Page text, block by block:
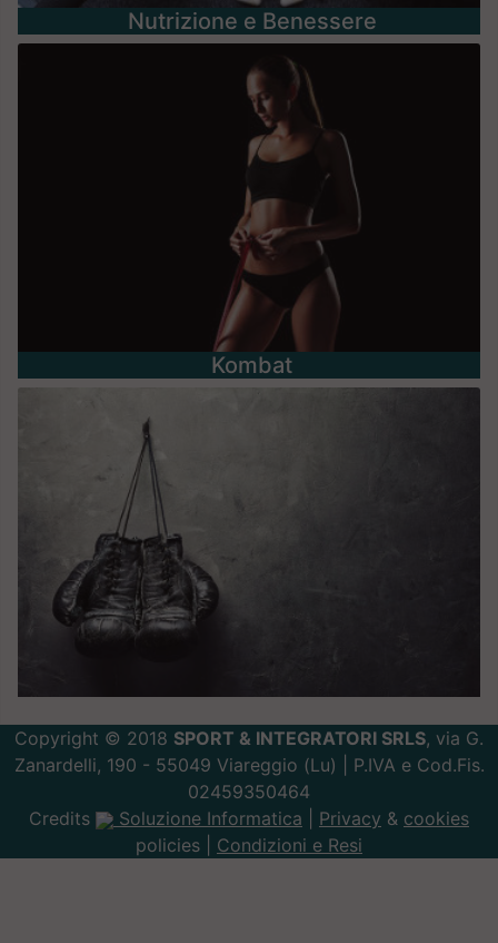
Nutrizione e Benessere
Kombat
Copyright © 2018 SPORT & INTEGRATORI SRLS, via G.
Zanardelli, 190 - 55049 Viareggio (Lu) | P.IVA e Cod.Fis.
02459350464
Credits
Soluzione Informatica Privacy & cookies
policies | Condizioni e Resi